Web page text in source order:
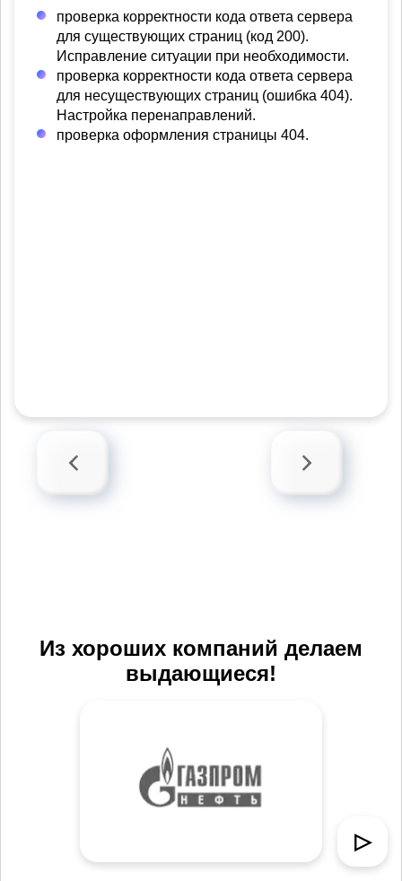
проверка корректности кода ответа сервера
для существующих страниц (код 200).
Исправление ситуации при необходимости.
проверка корректности кода ответа сервера
для несуществующих страниц (ошибка 404).
Настройка перенаправлений.
проверка оформления страницы 404.
Из хороших компаний делаем
выдающиеся!
▷